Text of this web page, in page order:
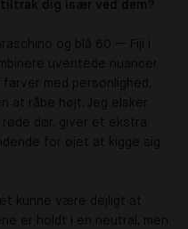
tiltrak dig især ved dem?
og blå 60 — Fiji i
uventede nuancer
med personlighed,
at råbe højt. Jeg elsker
røde dør, giver et ekstra
for øjet at kigge sig
kunne være dejligt at
er holdt i en neutral, men